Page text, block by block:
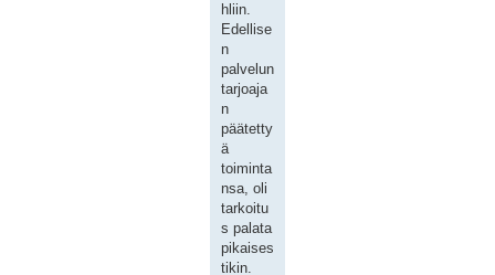
hliin.
Edellise
n
palvelun
tarjoaja
n
päätetty
ä
toiminta
nsa, oli
tarkoitu
s palata
pikaises
tikin.